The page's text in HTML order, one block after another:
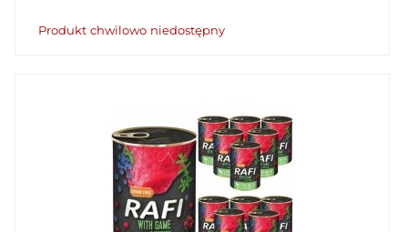
Produkt chwilowo niedostępny